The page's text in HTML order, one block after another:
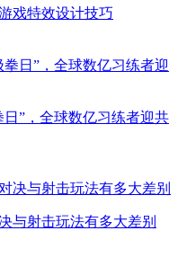
戏特效设计技巧
”，全球数亿习练者迎共
与射击玩法有多大差别